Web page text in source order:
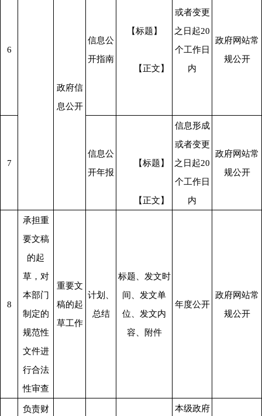
6
政府信
息公开
信息公
开指南
【标题】
      【正文】
或者变更
之日起20
个工作日
内
政府网站常
规公开
7
信息公
开年报
      【标题】
      【正文】
信息形成
或者变更
之日起20
个工作日
内
政府网站常
规公开
8
承担重
要文稿
的起
草，对
本部门
制定的
规范性
文件进
行合法
性审查
重要文
稿的起
草工作
计划、
总结
标题、发文时
间、发文单
位、发文内
容、附件
年度公开
政府网站常
规公开
负责财 本级政府